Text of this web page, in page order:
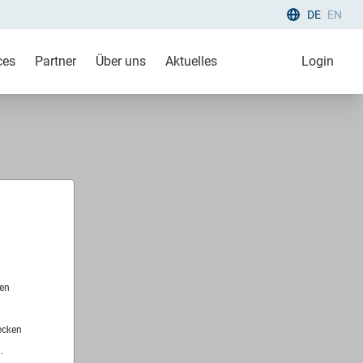
DE EN
Partner Über uns Aktuelles Login